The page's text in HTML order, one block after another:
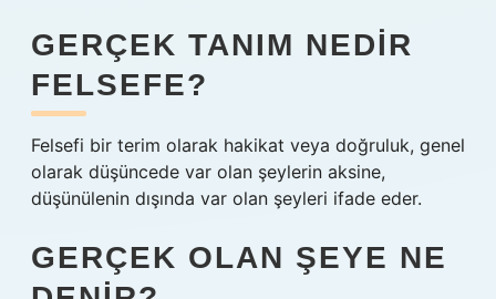
GERÇEK TANIM NEDIR
FELSEFE?
Felsefi bir terim olarak hakikat veya doğruluk, genel
olarak düşüncede var olan şeylerin aksine,
düşünülenin dışında var olan şeyleri ifade eder.
GERÇEK OLAN ŞEYE NE